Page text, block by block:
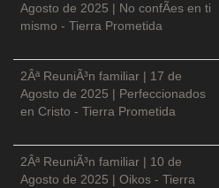
Agosto de 2025 | No confÃ­es en ti
mismo - Tierra Prometida
2Âª ReuniÃ³n familiar | 17 de
Agosto de 2025 | Perfeccionados
en Cristo - Tierra Prometida
2Âª ReuniÃ³n familiar | 10 de
Agosto de 2025 | Oikos - Tierra